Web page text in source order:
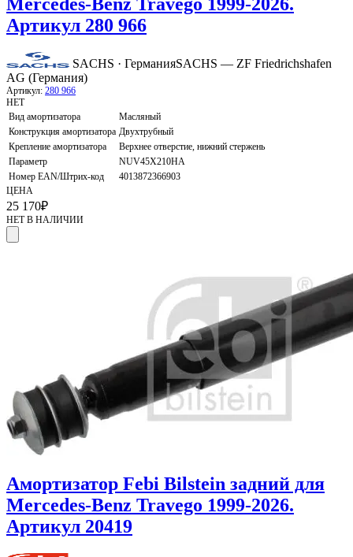
Артикул 280 966
SACHS · ГерманияSACHS — ZF Friedrichshafen
AG (Германия)
Артикул: 280 966
НЕТ
Вид амортизатора
Масляный
Конструкция амортизатора Двухтрубный
Крепление амортизатора
Верхнее отверстие, нижний стержень
Параметр
NUV45X210HA
Номер EAN/Штрих-код
4013872366903
ЦЕНА
25 170₽
НЕТ В НАЛИЧИИ
Амортизатор Febi Bilstein задний для
Mercedes-Benz Travego 1999-2026.
Артикул 20419